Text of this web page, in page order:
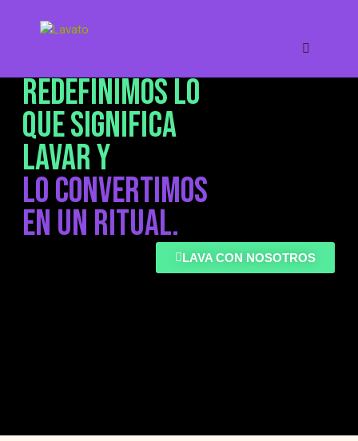
REDEFINIMOS LO
QUE SIGNIFICA
LAVAR Y
LO CONVERTIMOS
EN UN RITUAL.
LAVA CON NOSOTROS